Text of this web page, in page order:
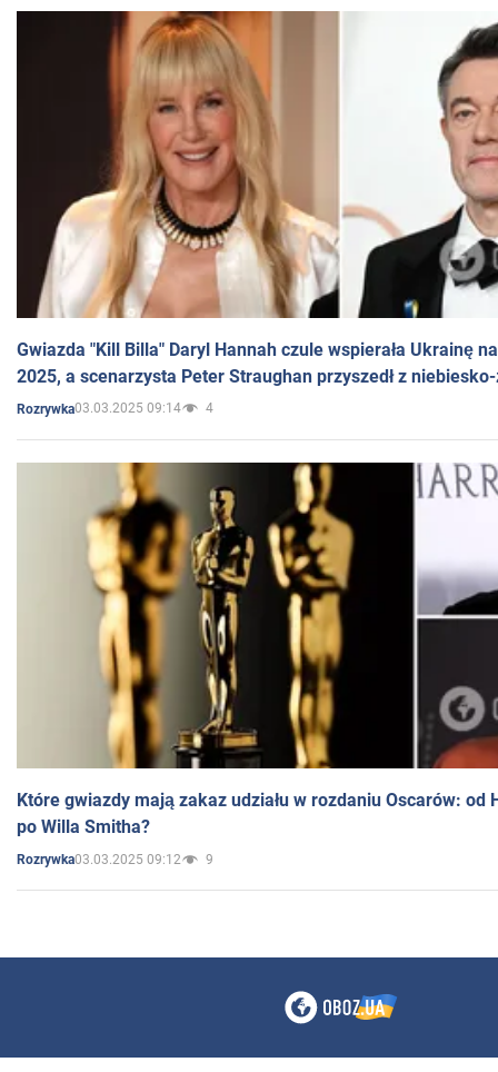
Gwiazda "Kill Billa" Daryl Hannah czule wspierała Ukrainę
2025, a scenarzysta Peter Straughan przyszedł z
Rozrywka03.03.2025 09:14 4
Które gwiazdy mają zakaz udziału w rozdaniu Oscarów: od
po Willa Smitha?
Rozrywka03.03.2025 09:12 9